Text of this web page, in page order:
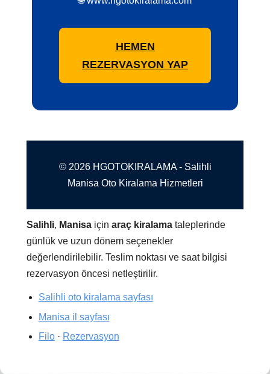
HEMEN
REZERVASYON YAP
© 2026 HGOTOKIRALAMA - Salihli
Manisa Oto Kiralama Hizmetleri
Salihli, Manisa içinaraç kiralama taleplerinde
günlük ve uzun dönem seçenekler
değerlendirilebilir. Teslim noktası ve saat bilgisi
rezervasyon öncesi netleştirilir.
Salihli oto kiralama sayfası
Manisa il sayfası
Filo· Rezervasyon